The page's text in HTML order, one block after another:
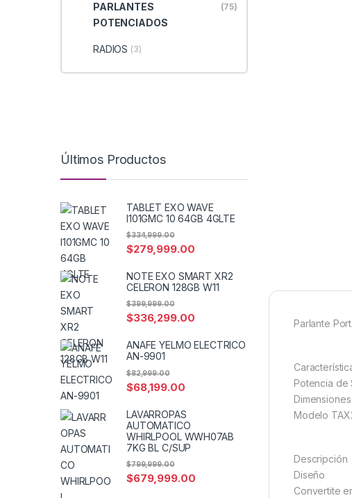
Parlante
Potencia de
Modelo
Descripción
Diseño
Convertite
PARLANTES
POTENCIADOS
(75)
RADIOS (3)
Últimos Productos
TABLET EXO WAVE
I101GMC 10 64GB 4GLTE
$279,999.00
$334,999.00
NOTE EXO SMART XR2
CELERON 128GB W11
$336,299.00
$399,999.00
ANAFE YELMO ELECTRICO
AN-9901
$68,199.00
$82,999.00
LAVARROPAS
AUTOMATICO
WHIRLPOOL WWH07AB
7KG BL C/SUP
$679,999.00
$799,999.00